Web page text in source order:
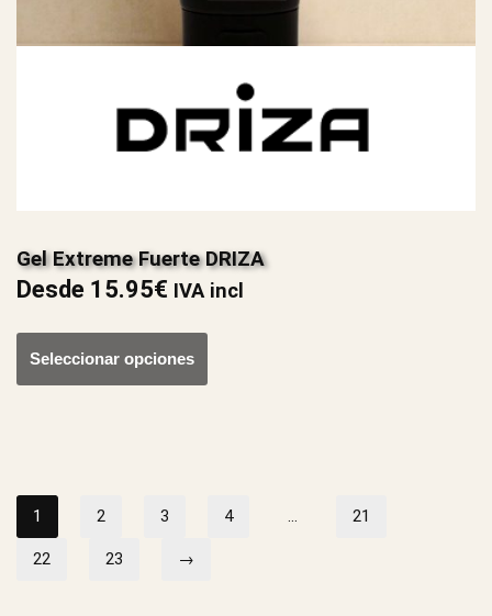
Gel Extreme Fuerte DRIZA
Desde 15.95€ IVA incl
Seleccionar opciones
1 2 3 4 … 21
22 23 →